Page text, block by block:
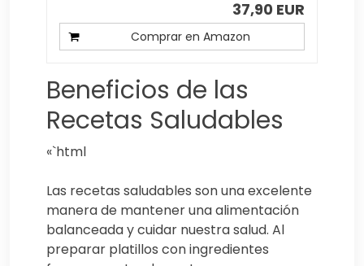
37,90 EUR
Comprar en Amazon
Beneficios de las
Recetas Saludables
«`html
Las recetas saludables son una excelente
manera de mantener una alimentación
balanceada y cuidar nuestra salud. Al
preparar platillos con ingredientes